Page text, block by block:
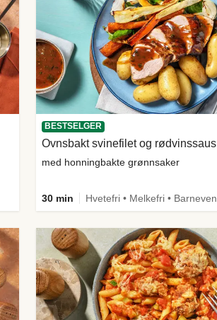
BESTSELGER
Ovnsbakt svinefilet og rødvinssaus
med honningbakte grønnsaker
30 min